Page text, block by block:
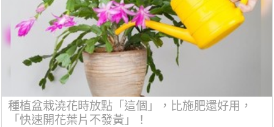
種植盆栽澆花時放點「這個」，比施肥還好用，
「快速開花葉片不發黃」！